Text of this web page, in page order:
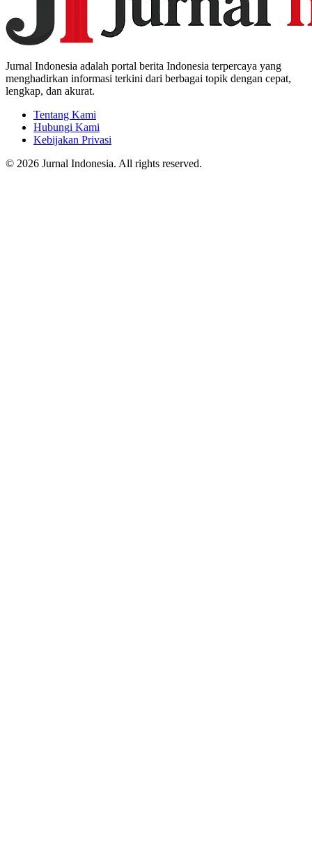
Jurnal Indonesia adalah portal berita Indonesia terpercaya yang
menghadirkan informasi terkini dari berbagai topik dengan cepat,
lengkap, dan akurat.
Tentang Kami
Hubungi Kami
Kebijakan Privasi
© 2026 Jurnal Indonesia. All rights reserved.